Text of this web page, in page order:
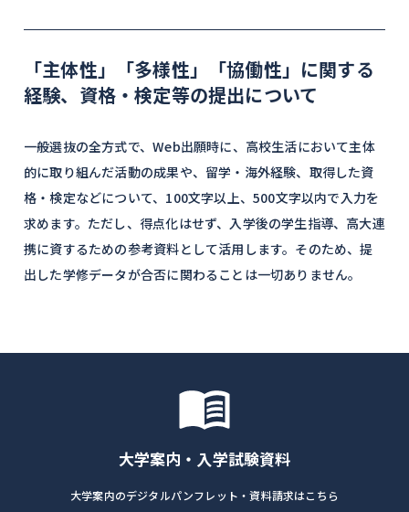
「主体性」「多様性」「協働性」に関する
経験、資格・検定等の提出について
一般選抜の全方式で、Web出願時に、高校生活において主体
的に取り組んだ活動の成果や、留学・海外経験、取得した資
格・検定などについて、100文字以上、500文字以内で入力を
求めます。ただし、得点化はせず、入学後の学生指導、高大連
携に資するための参考資料として活用します。そのため、提
出した学修データが合否に関わることは一切ありません。
大学案内・入学試験資料
大学案内のデジタルパンフレット・資料請求はこちら